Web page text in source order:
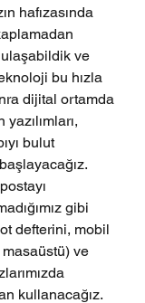
hafızasında
ve
bu hızla
dijital ortamda
yazılımları,
bulut
gibi
defterini, mobil
ve
kullanacağız.